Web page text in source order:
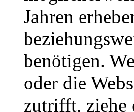
Jahren
benötigen.
oder die
zutrifft, ziehe